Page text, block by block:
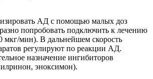
АД с помощью малых доз
попробовать подключить к лечению
мкг/мин). В дальнейшем скорость
регулируют по реакции АД.
назначение ингибиторов
эноксимон).